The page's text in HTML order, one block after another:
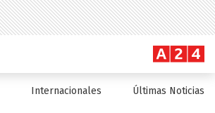
Internacionales Últimas Noticias